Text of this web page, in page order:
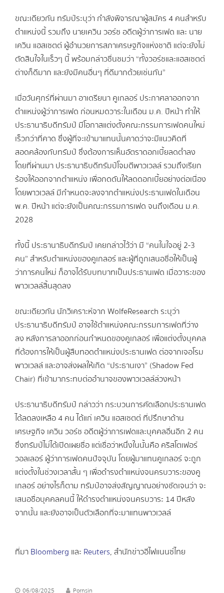
ขณะเดียวกัน ทรัมป์ระบุว่า กำลังพิจารณาผู้สมัคร 4 คนสำหรับ
ตำแหน่งนี้ รวมถึง นายเควิน วอร์ช อดีตผู้ว่าการเฟด และ นาย
เควิน แฮสเซตต์ ผู้อำนวยการสภาเศรษฐกิจแห่งชาติ แต่จะยังไม่
ตัดสินใจในเร็วๆ นี้ พร้อมกล่าวชื่นชมว่า “ทั้งวอร์ชและแฮสเซตต์
ต่างก็ดีมาก และยังมีคนอื่นๆ ที่ดีมากด้วยเช่นกัน”
เมื่อวันศุกร์ที่ผ่านมา อาเดรียนา คูเกลอร์ ประกาศลาออกจาก
ตำแหน่งผู้ว่าการเฟด ก่อนหมดวาระในเดือน ม.ค. ปีหน้า ทำให้
ประธานาธิบดีทรัมป์ มีโอกาสแต่งตั้งคณะกรรมการเฟดคนใหม่
เร็วกว่าที่คาด ซึ่งผู้ที่จะเข้ามาแทนนั้นคาดว่าจะมีแนวคิดที่
สอดคล้องกับทรัมป์ ซึ่งต้องการเห็นอัตราดอกเบี้ยลดต่ำลง
โดยที่ผ่านมา ประธานาธิบดีทรัมป์โจมตีพาวเวลล์ รวมถึงเรียก
ร้องให้ออกจากตำแหน่ง เพื่อกดดันให้ลดดอกเบี้ยอย่างต่อเนื่อง
โดยพาวเวลล์ มีกำหนดจะลงจากตำแหน่งประธานเฟดในเดือน
พ.ค. ปีหน้า แต่จะยังเป็นคณะกรรมการเฟด จนถึงเดือน ม.ค.
2028
ทั้งนี้ ประธานาธิบดีทรัมป์ เคยกล่าวไว้ว่า มี “คนในใจอยู่ 2-3
คน” สำหรับตำแหน่งของคูเกลอร์ และผู้ที่ถูกเสนอชื่อให้เป็นผู้
ว่าการคนใหม่ ก็อาจได้รับบทบาทเป็นประธานเฟด เมื่อวาระของ
พาวเวลล์สิ้นสุดลง
ขณะเดียวกัน นักวิเคราะห์จาก WolfeResearch ระบุว่า
ประธานาธิบดีทรัมป์ อาจใช้ตำแหน่งคณะกรรมการเฟดที่ว่าง
ลง หลังการลาออกก่อนกำหนดของคูเกลอร์ เพื่อแต่งตั้งบุคคล
ที่ต้องการให้เป็นผู้สืบทอดตำแหน่งประธานเฟด ต่อจากเจอโรม
พาวเวลล์ และอาจส่งผลให้เกิด “ประธานเงา” (Shadow Fed
Chair) ที่เข้ามากระทบต่ออำนาจของพาวเวลล์ล่วงหน้า
ประธานาธิบดีทรัมป์ กล่าวว่า กระบวนการคัดเลือกประธานเฟด
ได้ลดลงเหลือ 4 คน ได้แก่ เควิน แฮสเซตต์ ที่ปรึกษาด้าน
เศรษฐกิจ เควิน วอร์ช อดีตผู้ว่าการเฟดและบุคคลอื่นอีก 2 คน
ซึ่งทรัมป์ไม่ได้เปิดเผยชื่อ แต่เชื่อว่าหนึ่งในนั้นคือ คริสโตเฟอร์
วอลเลอร์ ผู้ว่าการเฟดคนปัจจุบัน โดยผู้มาแทนคูเกลอร์ จะถูก
แต่งตั้งในช่วงเวลาสั้น ๆ เพื่อดำรงตำแหน่งจนครบวาระของคู
เกลอร์ อย่างไรก็ตาม ทรัมป์อาจส่งสัญญาณอย่างชัดเจนว่า จะ
เสนอชื่อบุคคลคนนี้ ให้ดำรงตำแหน่งจนครบวาระ 14 ปีหลัง
จากนั้น และยังอาจเป็นตัวเลือกที่จะมาแทนพาวเวลล์
ที่มาBloomberg และ Reuters, สำนักข่าวอีไฟแนนซ์ไทย
06/08/2025 Pornsin